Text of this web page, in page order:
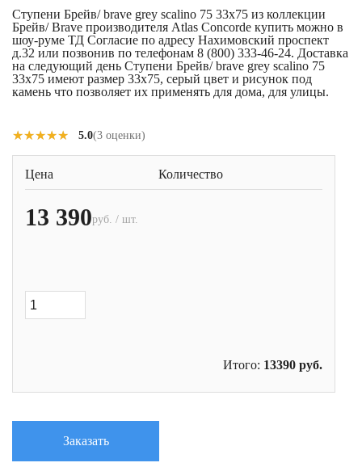
Ступени Брейв/ brave grey scalino 75 33x75 из коллекции
Брейв/ Brave производителя Atlas Concorde купить можно в
шоу-руме ТД Согласие по адресу Нахимовский проспект
д.32 или позвонив по телефонам 8 (800) 333-46-24. Доставка
на следующий день Ступени Брейв/ brave grey scalino 75
33x75 имеют размер 33x75, серый цвет и рисунок под
камень что позволяет их применять для дома, для улицы.
★★★★★
★★★★★ 5.0(3 оценки)
Цена Количество
13 390руб. / шт.
Итого: 13390 руб.
Заказать